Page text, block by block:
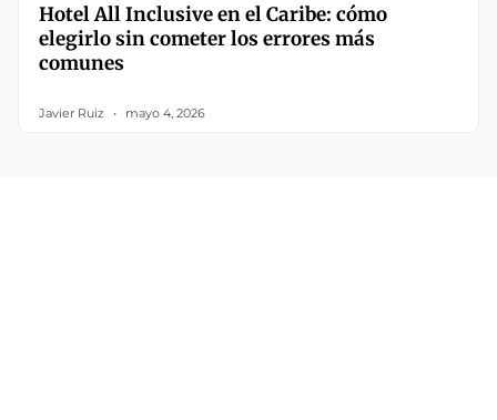
Hotel All Inclusive en el Caribe: cómo
elegirlo sin cometer los errores más
comunes
Javier Ruiz mayo 4, 2026